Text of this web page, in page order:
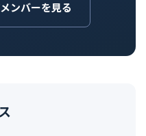
ンバーを見る